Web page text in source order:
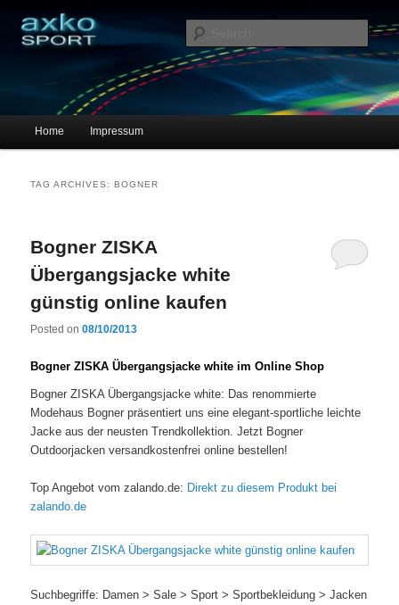
axko-sport – Sportschuhe online
Main menu
Skip to primary content
Skip to secondary content
Home Impressum
TAG ARCHIVES:BOGNER
Bogner ZISKA
Übergangsjacke white
günstig online kaufen
Posted on08/10/2013
Bogner ZISKA Übergangsjacke white im Online Shop
Bogner ZISKA Übergangsjacke white: Das renommierte
Modehaus Bogner präsentiert uns eine elegant-sportliche leichte
Jacke aus der neusten Trendkollektion. Jetzt Bogner
Outdoorjacken versandkostenfrei online bestellen!
Top Angebot vom zalando.de: Direkt zu diesem Produkt bei
zalando.de
Suchbegriffe: Damen > Sale > Sport > Sportbekleidung > Jacken